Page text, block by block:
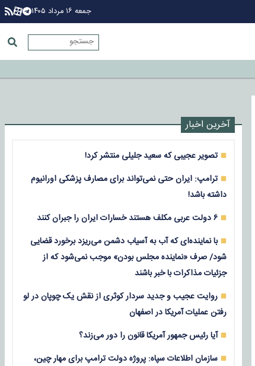
جمعه ۱۶ مرداد ۱۴۰۵
آخرین اخبار
تصویر عجیبی که سعید جلیلی منتشر کرد!
ترامپ: ایران حتی نمی‌تواند برای مصارف پزشکی اورانیوم
داشته باشد!
۶ دولت عربی مکلف هستند خسارات ایران را جبران کنند
با نماینده‌ای که آب به آسیاب دشمن می‌ریزد برخورد قضایی
شود/ صرف «نماینده مجلس بودن» موجب نمی‌شود که از
جزئیات مذاکرات با خبر باشند
روایت عجیب و جدید سردار کوثری از نقش یک چوپان در لو
رفتن عملیات آمریکا در اصفهان
آیا رئیس جمهور آمریکا قانون را دور می‌زند؟
سازمان اطلاعات سپاه: پروژه دولت ترامپ برای مهار چین،